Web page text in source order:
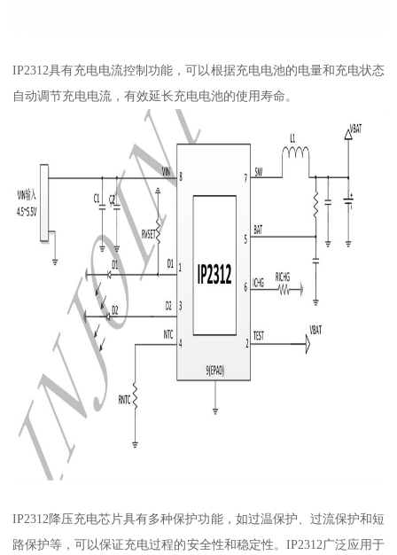
IP2312具有充电电流控制功能，可以根据充电电池的电量和充电状态
自动调节充电电流，有效延长充电电池的使用寿命。
IP2312降压充电芯片具有多种保护功能，如过温保护、过流保护和短
路保护等，可以保证充电过程的安全性和稳定性。IP2312广泛应用于